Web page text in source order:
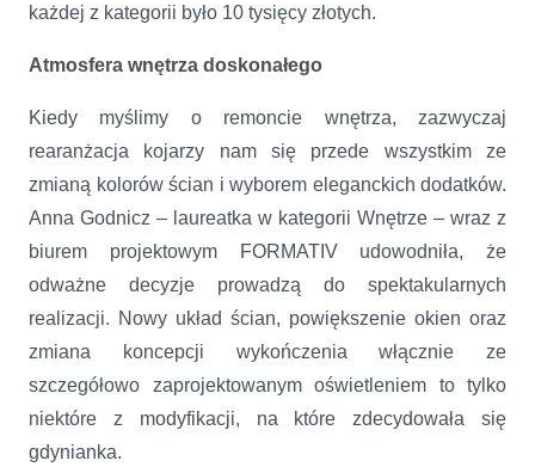
każdej z kategorii było 10 tysięcy złotych.
Atmosfera wnętrza doskonałego
Kiedy myślimy o remoncie wnętrza, zazwyczaj
rearanżacja kojarzy nam się przede wszystkim ze
zmianą kolorów ścian i wyborem eleganckich dodatków.
Anna Godnicz – laureatka w kategorii Wnętrze – wraz z
biurem projektowym FORMATIV udowodniła, że
odważne decyzje prowadzą do spektakularnych
realizacji. Nowy układ ścian, powiększenie okien oraz
zmiana koncepcji wykończenia włącznie ze
szczegółowo zaprojektowanym oświetleniem to tylko
niektóre z modyfikacji, na które zdecydowała się
gdynianka.